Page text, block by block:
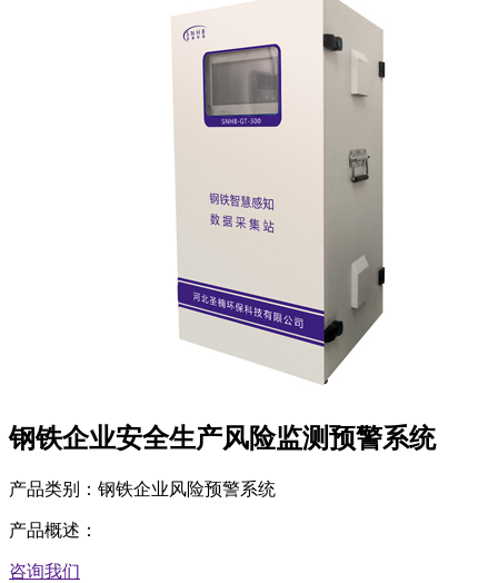
钢铁企业安全生产风险监测预警系统
产品类别：钢铁企业风险预警系统
产品概述：
咨询我们